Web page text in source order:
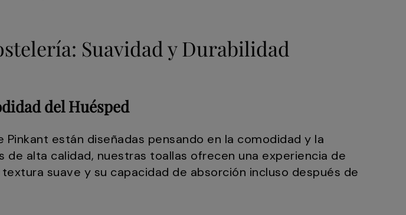
Suavidad y Durabilidad
del Huésped
están diseñadas pensando en la comodidad y la
de alta calidad, nuestras toallas ofrecen una experiencia de
suave y su capacidad de absorción incluso después de